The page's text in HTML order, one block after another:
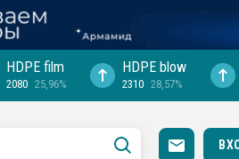
HDPE film
2080 25,96%
HDPE blow
2310 28,57%